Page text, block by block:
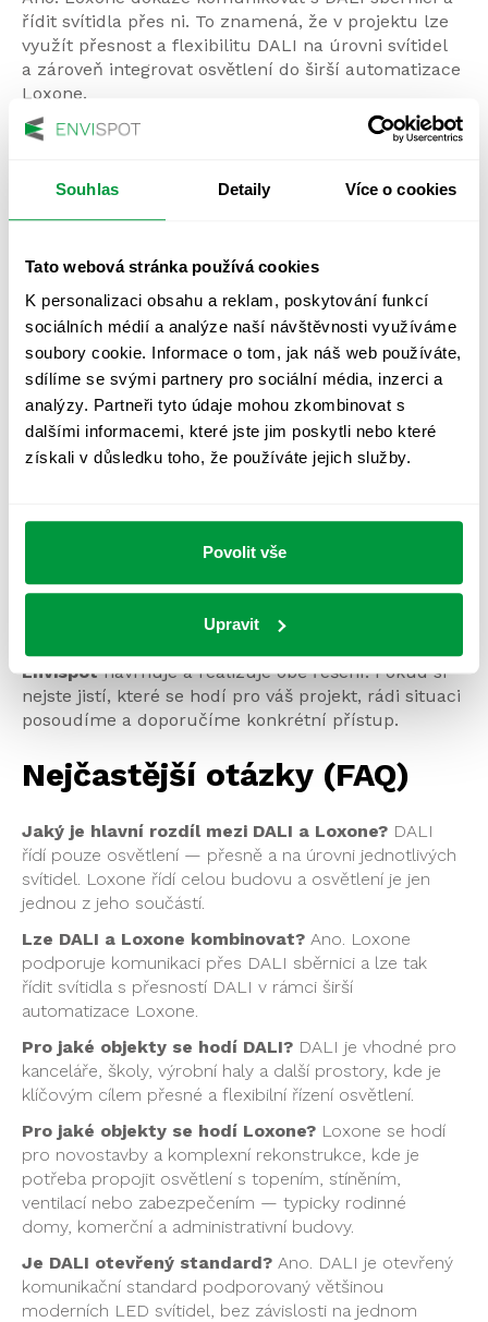
Souhlas Detaily Více o cookies
Tato webová stránka používá cookies
K personalizaci obsahu a reklam, poskytování funkcí
sociálních médií a analýze naší návštěvnosti využíváme
soubory cookie. Informace o tom, jak náš web používáte,
sdílíme se svými partnery pro sociální média, inzerci a
analýzy. Partneři tyto údaje mohou zkombinovat s
dalšími informacemi, které jste jim poskytli nebo které
získali v důsledku toho, že používáte jejich služby.
Povolit vše
Upravit
řídit svítidla přes ni. To znamená, že v projektu lze
využít přesnost a flexibilitu DALI na úrovni svítidel
a zároveň integrovat osvětlení do širší automatizace
Loxone.
Tato kombinace se používá například v
osvětlení náročné na scénáře a zároveň je potřeba
propojení s dalšími systémy.
projektu, typu objektu a požadavcích investora — a
Shrnutí: jak se rozhodnout
Pokud řešíte primárně osvětlení a chcete přesné,
flexibilní a úsporné řízení svítidel —
DALI je přímá
a osvědčená volba.
projektu — Loxone nabídne širší možnosti
Pokud potřebujete obojí, lzesystémy propojit.
navržená architektura řízení se špatně opravuje.
Envispotnavrhuje a realizuje obě řešení. Pokud si
nejste jistí, které se hodí pro váš projekt, rádi situaci
posoudíme a doporučíme konkrétní přístup.
Nejčastější otázky (FAQ)
Jaký je hlavní rozdíl mezi DALI a Loxone? DALI
řídí pouze osvětlení — přesně a na úrovni jednotlivých
svítidel. Loxone řídí celou budovu a osvětlení je jen
jednou z jeho součástí.
Lze DALI a Loxone kombinovat? Ano. Loxone
podporuje komunikaci přes DALI sběrnici a lze tak
řídit svítidla s přesností DALI v rámci širší
automatizace Loxone.
Pro jaké objekty se hodí DALI? DALI je vhodné pro
kanceláře, školy, výrobní haly a další prostory, kde je
klíčovým cílem přesné a flexibilní řízení osvětlení.
Pro jaké objekty se hodí Loxone? Loxone se hodí
pro novostavby a komplexní rekonstrukce, kde je
potřeba propojit osvětlení s topením, stíněním,
ventilací nebo zabezpečením — typicky rodinné
domy, komerční a administrativní budovy.
Je DALI otevřený standard? Ano. DALI je otevřený
komunikační standard podporovaný většinou
moderních LED svítidel, bez závislosti na jednom